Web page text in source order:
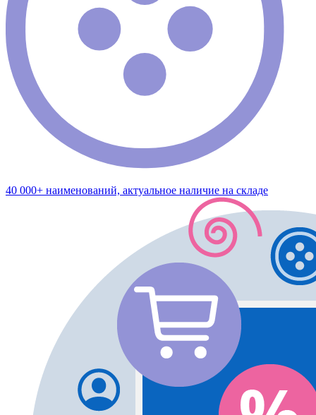
40 000+ наименований, актуальное наличие на складе